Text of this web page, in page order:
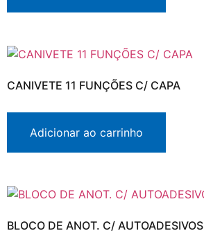
CANIVETE 11 FUNÇÕES C/ CAPA
Adicionar ao carrinho
BLOCO DE ANOT. C/ AUTOADESIVOS